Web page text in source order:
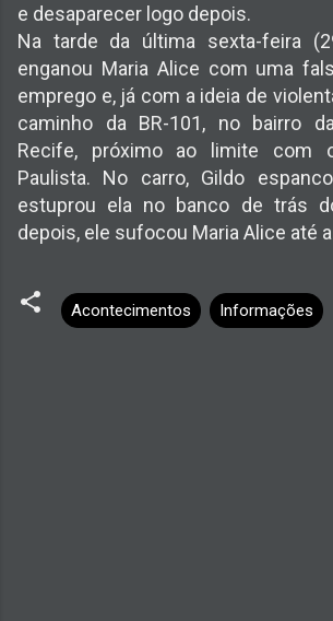
e desaparecer logo depois.
Na tarde da última sexta-feira
enganou Maria Alice com uma
emprego e, já com a ideia de
caminho da BR-101, no bairro
Recife, próximo ao limite com
Paulista. No carro, Gildo
estuprou ela no banco de trás
depois, ele sufocou Maria Alice até
Acontecimentos Informações